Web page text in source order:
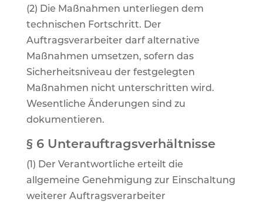
(2) Die Maßnahmen unterliegen dem
technischen Fortschritt. Der
Auftragsverarbeiter darf alternative
Maßnahmen umsetzen, sofern das
Sicherheitsniveau der festgelegten
Maßnahmen nicht unterschritten wird.
Wesentliche Änderungen sind zu
dokumentieren.
§ 6 Unterauftragsverhältnisse
(1) Der Verantwortliche erteilt die
allgemeine Genehmigung zur Einschaltung
weiterer Auftragsverarbeiter